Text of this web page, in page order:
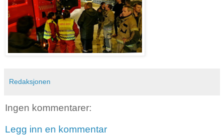
Redaksjonen
Ingen kommentarer:
Legg inn en kommentar